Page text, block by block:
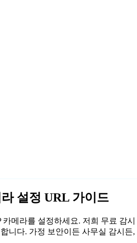
설정 URL 가이드
카메라를 설정하세요. 저희 무료 감
니다. 가정 보안이든 사무실 감시